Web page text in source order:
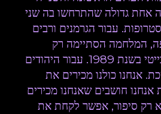
אחת גדולה שהתרחשו בה שני
עבור הגרמנים ורבים
המלחמה הסתיימה רק
בסיום הכיבוש הסובייטי בשנת 1989. עבור היהודים
אנחנו כולנו מכירים את
אנחנו חושבים שאנחנו מכירים
רק סיפור, אפשר לקחת את